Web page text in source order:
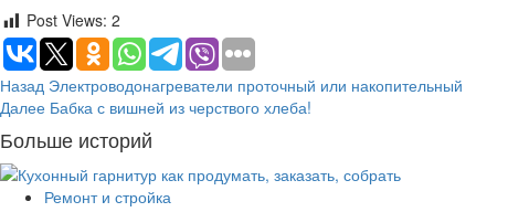
Post Views: 2
Продолжить
чтение
Назад Электроводонагреватели проточный или накопительный
Далее Бабка с вишней из черствого хлеба!
Больше историй
Ремонт и стройка